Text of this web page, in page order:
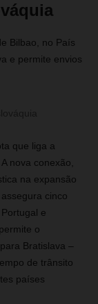
Bilbao, no País
e permite envios
que liga a
nova conexão,
na expansão
cinco
e
o
Bratislava –
de trânsito
países